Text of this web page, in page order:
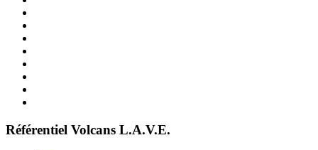
Référentiel Volcans L.A.V.E.